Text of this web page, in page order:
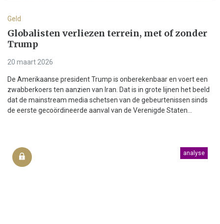
Geld
Globalisten verliezen terrein, met of zonder
Trump
20 maart 2026
De Amerikaanse president Trump is onberekenbaar en voert een
zwabberkoers ten aanzien van Iran. Dat is in grote lijnen het beeld
dat de mainstream media schetsen van de gebeurtenissen sinds
de eerste gecoördineerde aanval van de Verenigde Staten...
analyse